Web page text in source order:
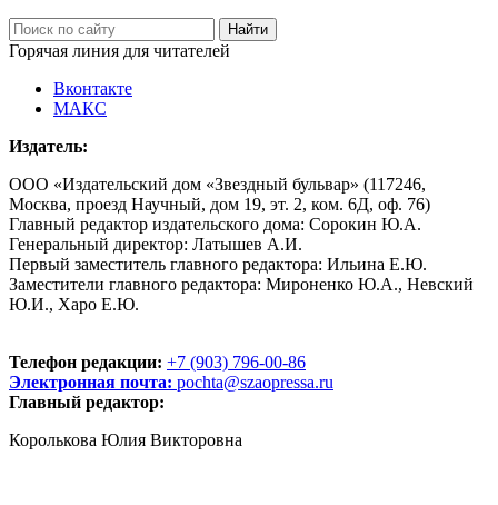
Горячая линия для читателей
Вконтакте
МАКС
Издатель:
ООО «Издательский дом «Звездный бульвар» (117246,
Москва, проезд Научный, дом 19, эт. 2, ком. 6Д, оф. 76)
Главный редактор издательского дома: Сорокин Ю.А.
Генеральный директор: Латышев А.И.
Первый заместитель главного редактора: Ильина Е.Ю.
Заместители главного редактора: Мироненко Ю.А., Невский
Ю.И., Харо Е.Ю.
Телефон редакции: +7 (903) 796-00-86
Электронная почта: pochta@szaopressa.ru
Главный редактор:
Королькова Юлия Викторовна